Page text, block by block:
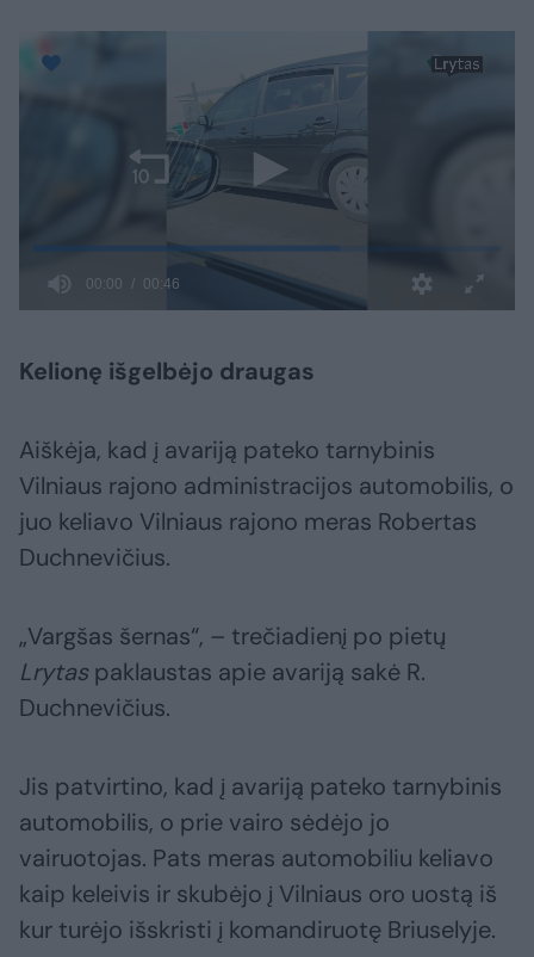
Kelionę išgelbėjo draugas
Aiškėja, kad į avariją pateko tarnybinis
Vilniaus rajono administracijos automobilis, o
juo keliavo Vilniaus rajono meras Robertas
Duchnevičius.
„Vargšas šernas“, – trečiadienį po pietų
Lrytaspaklaustas apie avariją sakė R.
Duchnevičius.
Jis patvirtino, kad į avariją pateko tarnybinis
automobilis, o prie vairo sėdėjo jo
vairuotojas. Pats meras automobiliu keliavo
kaip keleivis ir skubėjo į Vilniaus oro uostą iš
kur turėjo išskristi į komandiruotę Briuselyje.